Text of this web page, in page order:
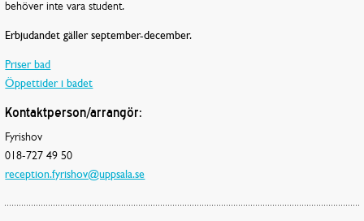
behöver inte vara student.
Erbjudandet gäller september-december.
Priser bad
Öppettider i badet
Kontaktperson/arrangör:
Fyrishov
018-727 49 50
reception.fyrishov@uppsala.se